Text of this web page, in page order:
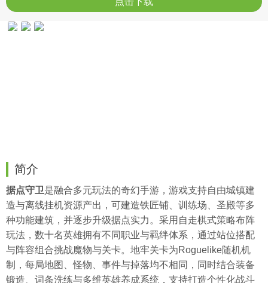
简介
据点守卫是融合多元玩法的奇幻手游，游戏支持自由城镇建
造与离线挂机资源产出，可建造铁匠铺、训练场、圣殿等多
种功能建筑，并逐步升级据点实力。采用自走棋式策略布阵
玩法，数十名英雄拥有不同职业与羁绊体系，通过站位搭配
与阵容组合挑战魔物与关卡。地牢关卡为Roguelike随机机
制，每局地图、怪物、事件与掉落均不相同，同时结合装备
锻造、词条洗练与多维英雄养成系统，支持打造个性化战斗